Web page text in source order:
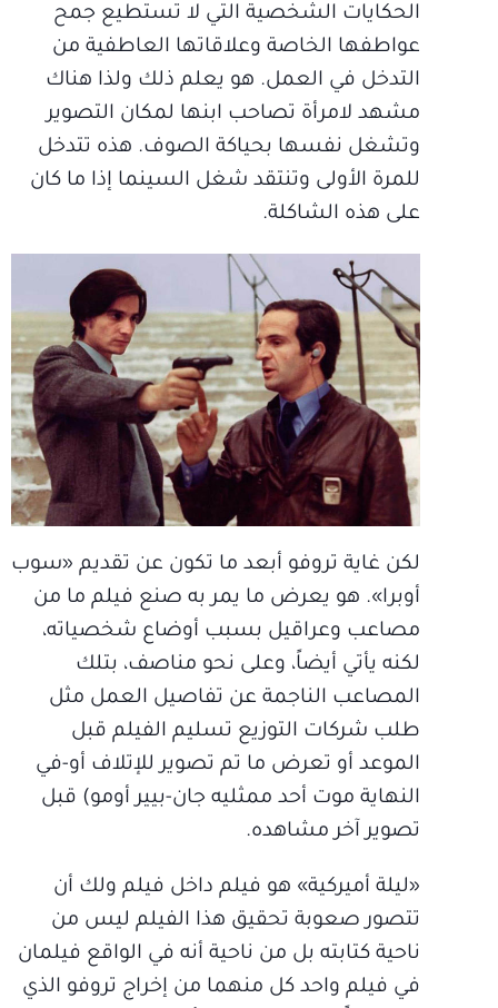
الحكايات الشخصية التي لا تستطيع جمح
عواطفها الخاصة وعلاقاتها العاطفية من
التدخل في العمل. هو يعلم ذلك ولذا هناك
مشهد لامرأة تصاحب ابنها لمكان التصوير
وتشغل نفسها بحياكة الصوف. هذه تتدخل
للمرة الأولى وتنتقد شغل السينما إذا ما كان
على هذه الشاكلة.
لكن غاية تروفو أبعد ما تكون عن تقديم «سوب
أوبرا». هو يعرض ما يمر به صنع فيلم ما من
مصاعب وعراقيل بسبب أوضاع شخصياته،
لكنه يأتي أيضاً، وعلى نحو مناصف، بتلك
المصاعب الناجمة عن تفاصيل العمل مثل
طلب شركات التوزيع تسليم الفيلم قبل
الموعد أو تعرض ما تم تصوير للإتلاف أو-في
النهاية موت أحد ممثليه جان-بيير أومو) قبل
تصوير آخر مشاهده.
«ليلة أميركية» هو فيلم داخل فيلم ولك أن
تتصور صعوبة تحقيق هذا الفيلم ليس من
ناحية كتابته بل من ناحية أنه في الواقع فيلمان
في فيلم واحد كل منهما من إخراج تروفو الذي